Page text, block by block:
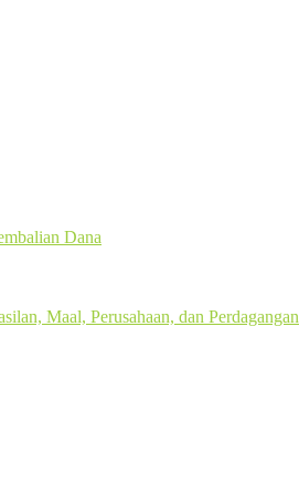
Dana
Maal, Perusahaan, dan Perdagangan